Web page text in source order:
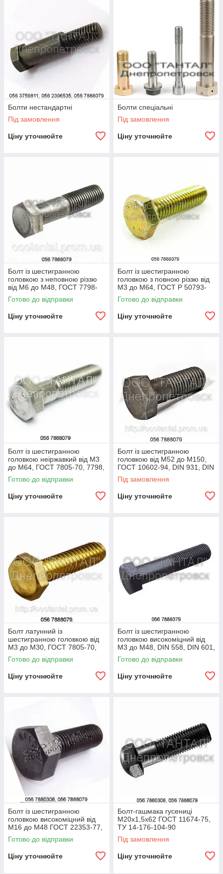
Болти нестандартні
Під замовлення
Ціну уточнюйте
Болти спеціальні
Під замовлення
Ціну уточнюйте
Болт із шестигранною
головкою з неповною різзю
від М6 до М48, ГОСТ 7798-
70, 7805-70,15589-70, DIN
931,ISO 4014
Готово до відправки
Ціну уточнюйте
Болт із шестигранною
головкою з повною різзю від
М3 до М64, ГОСТ Р 50793-
95, ГОСТ Р 50792-95, DIN
558, DIN 933
Готово до відправки
Ціну уточнюйте
Болт із шестигранною
головкою неіржавкий від М3
до М64, ГОСТ 7805-70, 7798,
DIN 558, DIN 601, DIN 931,
DIN 933
Готово до відправки
Ціну уточнюйте
Болт із шестигранною
головкою від М52 до М150,
ГОСТ 10602-94, DIN 931, DIN
933, ISO 4014, ISO 4017
Під замовлення
Ціну уточнюйте
Болт латунний із
шестигранною головкою від
М3 до М30, ГОСТ 7805-70,
7798-70, DIN 558, DIN 601,
DIN 931, DIN 933
Готово до відправки
Ціну уточнюйте
Болт із шестигранною
головкою високоміцний від
М3 до М48, DIN 558, DIN 601,
DIN 931, DIN 933, DIN 960,
DIN 961
Готово до відправки
Ціну уточнюйте
Болт із шестигранною
головкою високоміцний від
М16 до М48 ГОСТ 22353-77,
ГОСТ Р 52644-2006, DIN
6914, ISO 7412
Готово до відправки
Ціну уточнюйте
Болт-гашмака гусениці
М20х1,5х62 ГОСТ 11674-75,
ТУ 14-176-104-90
Під замовлення
Ціну уточнюйте